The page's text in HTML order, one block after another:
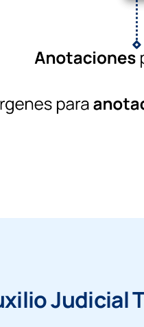
Judicial